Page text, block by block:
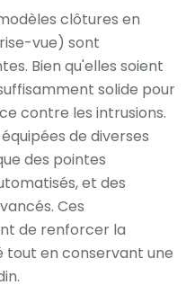
clôtures en
vue) sont
Bien qu'elles soient
solide pour
contre les intrusions.
de diverses
des pointes
et des
Ces
de renforcer la
en conservant une